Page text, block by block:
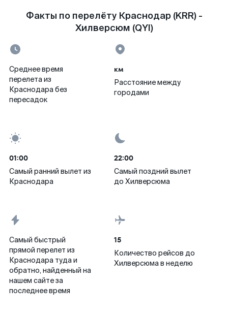
Факты по перелёту Краснодар (KRR) -
Хилверсюм (QYI)
Среднее время
перелета из
Краснодара без
пересадок
км
Расстояние между
городами
01:00
Самый ранний вылет из
Краснодара
22:00
Самый поздний вылет
до Хилверсюма
Самый быстрый
прямой перелет из
Краснодара туда и
обратно, найденный на
нашем сайте за
последнее время
15
Количество рейсов до
Хилверсюма в неделю